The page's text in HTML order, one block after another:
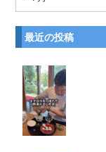
最近の投稿